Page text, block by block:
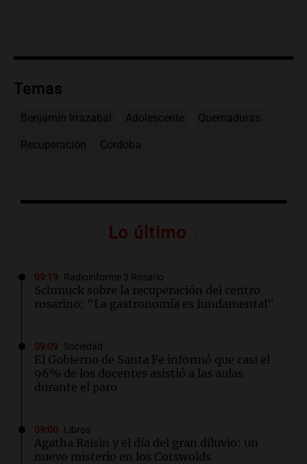
Temas
Benjamín Irrazabal Adolescente Quemaduras
Recuperación Córdoba
Lo último
09:19 Radioinforme 3 Rosario
Schmuck sobre la recuperación del centro
rosarino: "La gastronomía es fundamental"
09:09 Sociedad
El Gobierno de Santa Fe informó que casi el
96% de los docentes asistió a las aulas
durante el paro
09:00 Libros
Agatha Raisin y el día del gran diluvio: un
nuevo misterio en los Cotswolds